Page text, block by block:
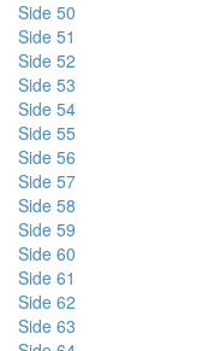
Side 50
Side 51
Side 52
Side 53
Side 54
Side 55
Side 56
Side 57
Side 58
Side 59
Side 60
Side 61
Side 62
Side 63